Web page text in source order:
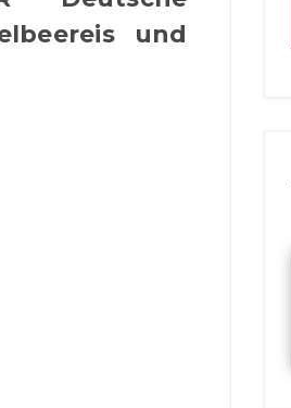
und